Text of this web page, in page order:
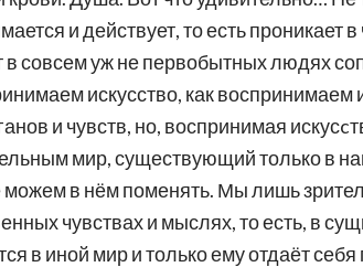
и действует, то есть
в совсем уж не первобытных людях
искусство, как воспринимаем
и чувств, но, воспринимая
мир, существующий только в
можем в нём поменять. Мы лишь
чувствах и мыслях, то есть, в
в иной мир и только ему отдаёт